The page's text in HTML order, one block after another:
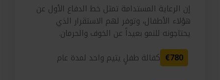
إن الرعاية المستدامة تمثل خط الدفاع الأول عن
هؤلاء الأطفال، وتوفر لهم الاستقرار الذي
يحتاجونه للنمو بعيداً عن الخوف والحرمان.
€780 كفالة طفلٍ يتيم واحد لمدة عام